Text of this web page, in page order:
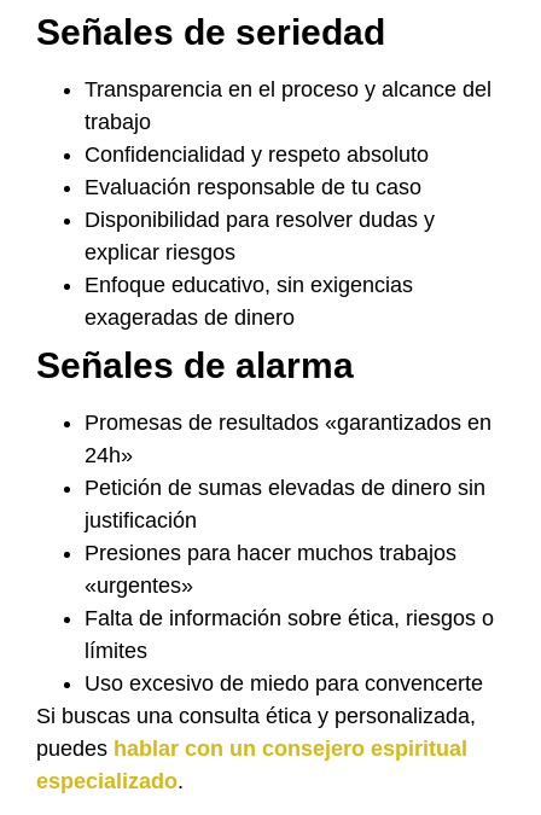
Señales de seriedad
Transparencia en el proceso y alcance del
trabajo
Confidencialidad y respeto absoluto
Evaluación responsable de tu caso
Disponibilidad para resolver dudas y
explicar riesgos
Enfoque educativo, sin exigencias
exageradas de dinero
Señales de alarma
Promesas de resultados «garantizados en
24h»
Petición de sumas elevadas de dinero sin
justificación
Presiones para hacer muchos trabajos
«urgentes»
Falta de información sobre ética, riesgos o
límites
Uso excesivo de miedo para convencerte
Si buscas una consulta ética y personalizada,
puedes hablar con un consejero espiritual
especializado.